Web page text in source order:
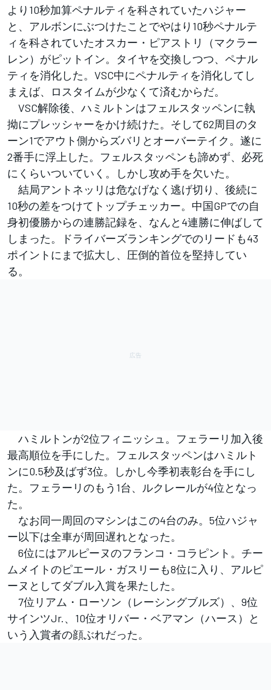
より10秒加算ペナルティを科されていたハジャー
と、アルボンにぶつけたことでやはり10秒ペナルテ
ィを科されていたオスカー・ピアストリ（マクラー
レン）がピットイン。タイヤを交換しつつ、ペナル
ティを消化した。VSC中にペナルティを消化してし
まえば、ロスタイムが少なくて済むからだ。
VSC解除後、ハミルトンはフェルスタッペンに執
拗にプレッシャーをかけ続けた。そして62周目のタ
ーン1でアウト側からズバリとオーバーテイク。遂に
2番手に浮上した。フェルスタッペンも諦めず、必死
にくらいついていく。しかし攻め手を欠いた。
結局アントネッリは危なげなく逃げ切り、後続に
10秒の差をつけてトップチェッカー。中国GPでの自
身初優勝からの連勝記録を、なんと4連勝に伸ばして
しまった。ドライバーズランキングでのリードも43
ポイントにまで拡大し、圧倒的首位を堅持してい
る。
ハミルトンが2位フィニッシュ。フェラーリ加入後
最高順位を手にした。フェルスタッペンはハミルト
ンに0.5秒及ばず3位。しかし今季初表彰台を手にし
た。フェラーリのもう1台、ルクレールが4位となっ
た。
なお同一周回のマシンはこの4台のみ。5位ハジャ
ー以下は全車が周回遅れとなった。
6位にはアルピーヌのフランコ・コラピント。チー
ムメイトのピエール・ガスリーも8位に入り、アルピ
ーヌとしてダブル入賞を果たした。
7位リアム・ローソン（レーシングブルズ）、9位
サインツJr.、10位オリバー・ベアマン（ハース）と
いう入賞者の顔ぶれだった。